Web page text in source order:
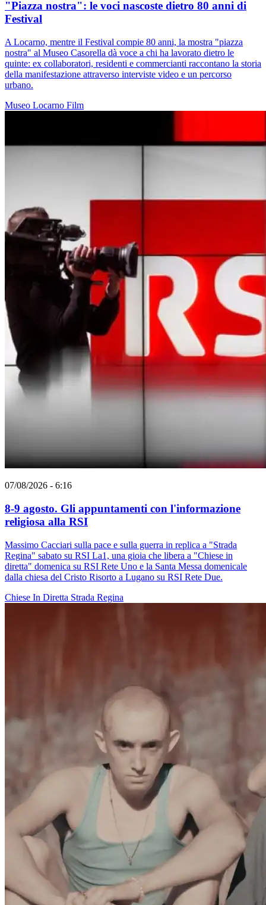
"Piazza nostra": le voci nascoste dietro 80 anni di
Festival
A Locarno, mentre il Festival compie 80 anni, la mostra "piazza
nostra" al Museo Casorella dà voce a chi ha lavorato dietro le
quinte: ex collaboratori, residenti e commercianti raccontano la storia
della manifestazione attraverso interviste video e un percorso
urbano.
Museo Locarno Film
07/08/2026 - 6:16
8-9 agosto. Gli appuntamenti con l'informazione
religiosa alla RSI
Massimo Cacciari sulla pace e sulla guerra in replica a "Strada
Regina" sabato su RSI La1, una gioia che libera a "Chiese in
diretta" domenica su RSI Rete Uno e la Santa Messa domenicale
dalla chiesa del Cristo Risorto a Lugano su RSI Rete Due.
Chiese In Diretta Strada Regina